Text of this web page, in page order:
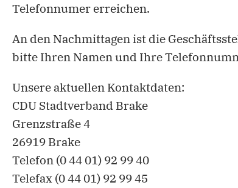
Telefonnumer erreichen.
An den Nachmittagen ist die
bitte Ihren Namen und Ihre
Unsere aktuellen Kontaktdaten:
CDU Stadtverband Brake
Grenzstraße 4
26919 Brake
Telefon (0 44 01) 92 99 40
Telefax (0 44 01) 92 99 45